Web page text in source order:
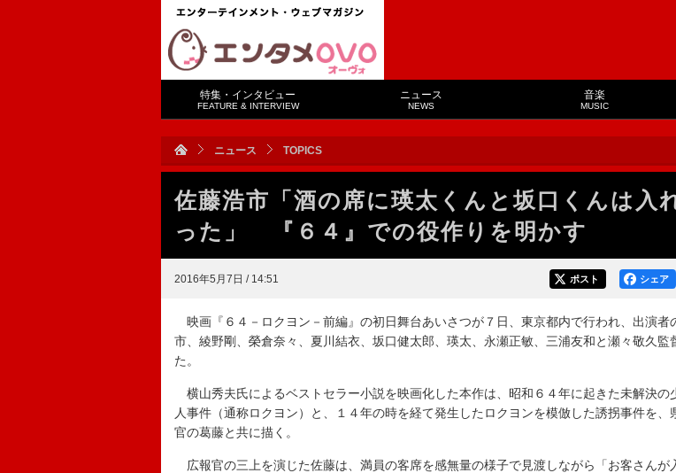
特集・インタビュー
FEATURE & INTERVIEW
ニュース
NEWS
音楽
MUSIC
ニュース TOPICS
佐藤浩市「酒の席に瑛太くんと坂口くんは入
った」 『６４』での役作りを明かす
2016年5月7日 / 14:51 シェア
ポスト
映画『６４－ロクヨン－前編』の初日舞台あいさつが７日、東京都内で行われ、出演者
市、綾野剛、榮倉奈々、夏川結衣、坂口健太郎、瑛太、永瀬正敏、三浦友和と瀬々敬久監
た。
横山秀夫氏によるベストセラー小説を映画化した本作は、昭和６４年に起きた未解決の
人事件（通称ロクヨン）と、１４年の時を経て発生したロクヨンを模倣した誘拐事件を、
官の葛藤と共に描く。
広報官の三上を演じた佐藤は、満員の客席を感無量の様子で見渡しながら「お客さんが